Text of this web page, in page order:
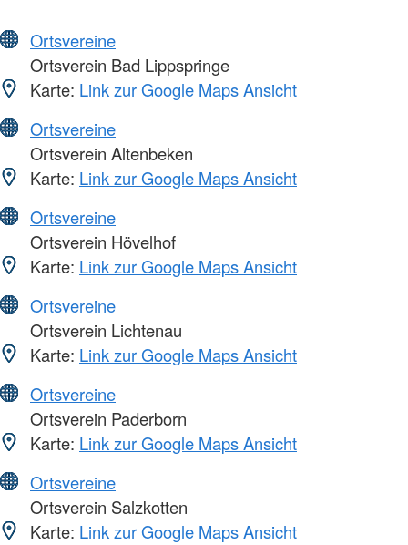
Ortsvereine
Ortsverein Bad Lippspringe
Karte: Link zur Google Maps Ansicht
Ortsvereine
Ortsverein Altenbeken
Karte: Link zur Google Maps Ansicht
Ortsvereine
Ortsverein Hövelhof
Karte: Link zur Google Maps Ansicht
Ortsvereine
Ortsverein Lichtenau
Karte: Link zur Google Maps Ansicht
Ortsvereine
Ortsverein Paderborn
Karte: Link zur Google Maps Ansicht
Ortsvereine
Ortsverein Salzkotten
Karte: Link zur Google Maps Ansicht